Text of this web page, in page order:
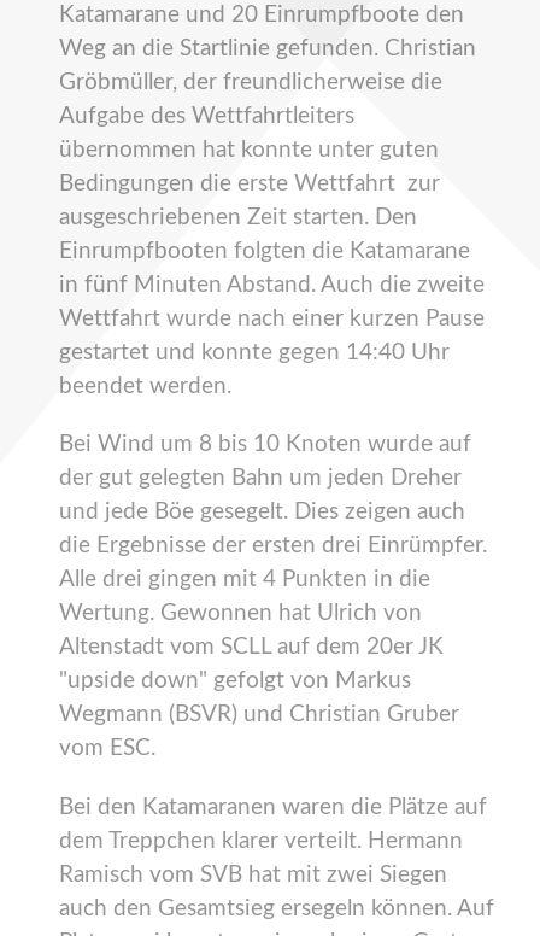
Katamarane und 20 Einrumpfboote den
Weg an die Startlinie gefunden. Christian
Gröbmüller, der freundlicherweise die
Aufgabe des Wettfahrtleiters
übernommen hat konnte unter guten
Bedingungen die erste Wettfahrt zur
ausgeschriebenen Zeit starten. Den
Einrumpfbooten folgten die Katamarane
in fünf Minuten Abstand. Auch die zweite
Wettfahrt wurde nach einer kurzen Pause
gestartet und konnte gegen 14:40 Uhr
beendet werden.
Bei Wind um 8 bis 10 Knoten wurde auf
der gut gelegten Bahn um jeden Dreher
und jede Böe gesegelt. Dies zeigen auch
die Ergebnisse der ersten drei Einrümpfer.
Alle drei gingen mit 4 Punkten in die
Wertung. Gewonnen hat Ulrich von
Altenstadt vom SCLL auf dem 20er JK
"upside down" gefolgt von Markus
Wegmann (BSVR) und Christian Gruber
vom ESC.
Bei den Katamaranen waren die Plätze auf
dem Treppchen klarer verteilt. Hermann
Ramisch vom SVB hat mit zwei Siegen
auch den Gesamtsieg ersegeln können. Auf